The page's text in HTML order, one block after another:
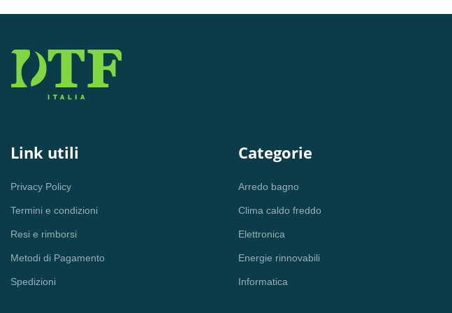
Link utili
Privacy Policy
Termini e condizioni
Resi e rimborsi
Metodi di Pagamento
Spedizioni
Categorie
Arredo bagno
Clima caldo freddo
Elettronica
Energie rinnovabili
Informatica